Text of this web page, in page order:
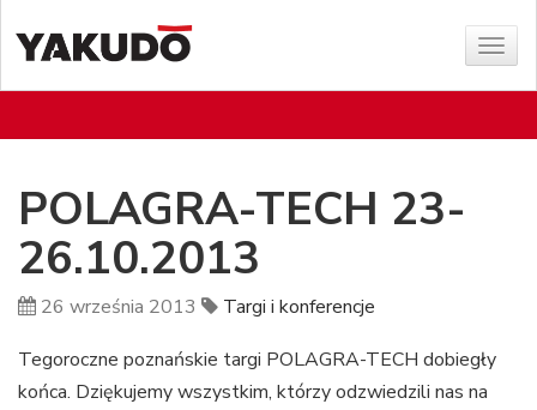
menu
POLAGRA-TECH 23-
26.10.2013
26 września 2013
Targi i konferencje
Tegoroczne poznańskie targi POLAGRA-TECH dobiegły
końca. Dziękujemy wszystkim, którzy odzwiedzili nas na